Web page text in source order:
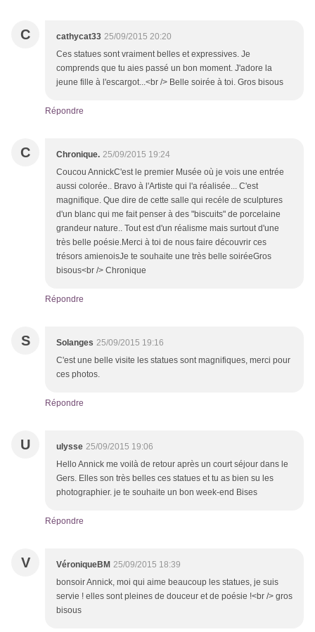
C cathycat33 25/09/2015 20:20
Ces statues sont vraiment belles et expressives. Je
comprends que tu aies passé un bon moment. J'adore la
jeune fille à l'escargot...<br /> Belle soirée à toi. Gros bisous
Répondre
C Chronique. 25/09/2015 19:24
Coucou AnnickC'est le premier Musée où je vois une entrée
aussi colorée.. Bravo à l'Artiste qui l'a réalisée... C'est
magnifique. Que dire de cette salle qui recéle de sculptures
d'un blanc qui me fait penser à des "biscuits" de porcelaine
grandeur nature.. Tout est d'un réalisme mais surtout d'une
très belle poésie.Merci à toi de nous faire découvrir ces
trésors amienoisJe te souhaite une très belle soiréeGros
bisous<br /> Chronique
Répondre
S Solanges 25/09/2015 19:16
C'est une belle visite les statues sont magnifiques, merci pour
ces photos.
Répondre
U ulysse 25/09/2015 19:06
Hello Annick me voilà de retour après un court séjour dans le
Gers. Elles son très belles ces statues et tu as bien su les
photographier. je te souhaite un bon week-end Bises
Répondre
V VéroniqueBM 25/09/2015 18:39
bonsoir Annick, moi qui aime beaucoup les statues, je suis
servie ! elles sont pleines de douceur et de poésie !<br /> gros
bisous